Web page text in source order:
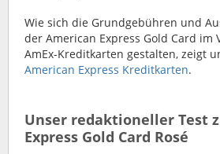
Wie sich die Grundgebühren und
der American Express Gold Card im
AmEx-Kreditkarten gestalten, zeigt
American Express Kreditkarten.
Unser redaktioneller Test
Express Gold Card Rosé